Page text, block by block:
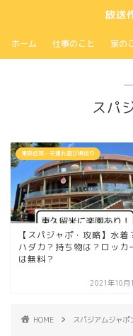
放送
ホーム 仕事のこと 家の
スパ
東京近郊・子連れ遊び場巡り
【スパジャポ・攻略】水着
ハダカ？持ち物は？ロッカ
は無料？
2021年10月
HOME スパジアムジャポ